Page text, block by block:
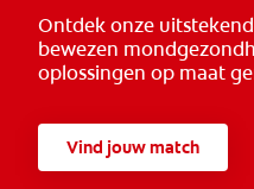
Ontdek onze
bewezen
oplossingen op maat
Vind jouw match